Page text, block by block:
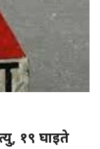
१९ घाइते